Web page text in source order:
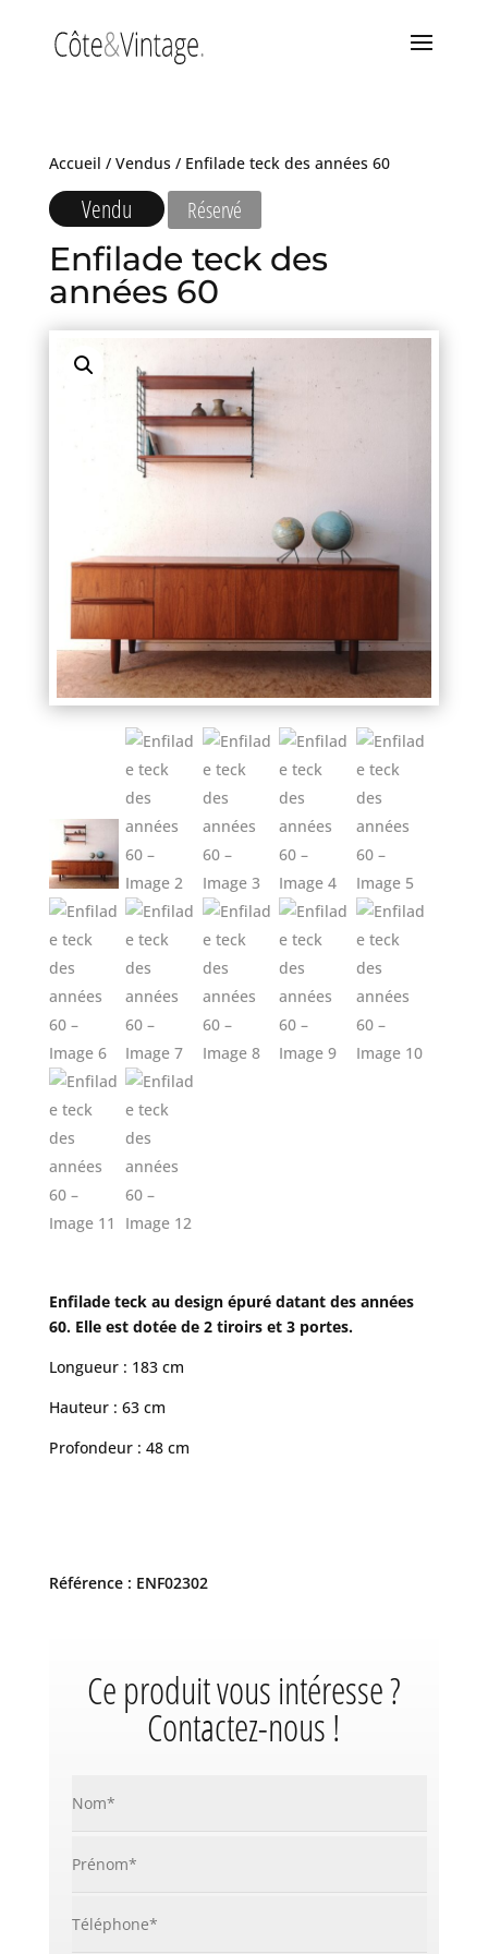
Accueil / Vendus/ Enfilade teck des années 60
Vendu Réservé
Enfilade teck des
années 60
Enfilade teck au design épuré datant des années
60. Elle est dotée de 2 tiroirs et 3 portes.
Longueur : 183 cm
Hauteur : 63 cm
Profondeur : 48 cm
Référence : ENF02302
Ce produit vous intéresse ?
Contactez-nous !